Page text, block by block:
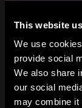
This website
We use
provide social
We also share
our social
may combine it